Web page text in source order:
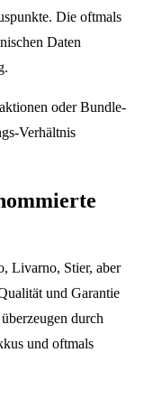
Die oftmals
Daten
oder Bundle-
Verhältnis
Livarno, Stier, aber
und Garantie
durch
und oftmals